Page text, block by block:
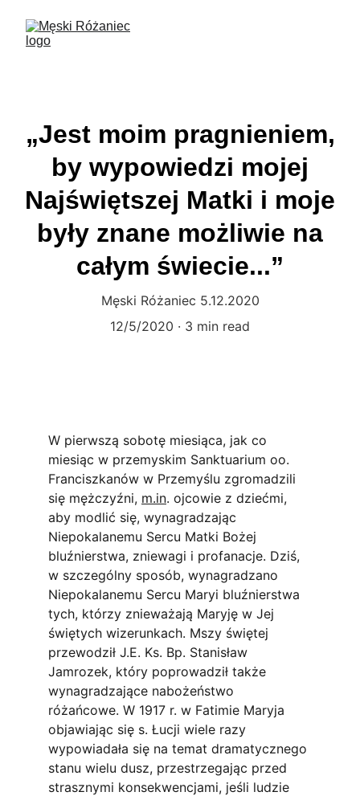
„Jest moim pragnieniem,
by wypowiedzi mojej
Najświętszej Matki i moje
były znane możliwie na
całym świecie...”
Męski Różaniec 5.12.2020
12/5/2020
3 min read
W pierwszą sobotę miesiąca, jak co
miesiąc w przemyskim Sanktuarium oo.
Franciszkanów w Przemyślu zgromadzili
się mężczyźni, m.in. ojcowie z dziećmi,
aby modlić się, wynagradzając
Niepokalanemu Sercu Matki Bożej
bluźnierstwa, zniewagi i profanacje. Dziś,
w szczególny sposób, wynagradzano
Niepokalanemu Sercu Maryi bluźnierstwa
tych, którzy znieważają Maryję w Jej
świętych wizerunkach. Mszy świętej
przewodził J.E. Ks. Bp. Stanisław
Jamrozek, który poprowadził także
wynagradzające nabożeństwo
różańcowe. W 1917 r. w Fatimie Maryja
objawiając się s. Łucji wiele razy
wypowiadała się na temat dramatycznego
stanu wielu dusz, przestrzegając przed
strasznymi konsekwencjami, jeśli ludzie